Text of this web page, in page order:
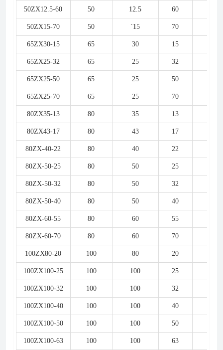
50ZX12.5-60 50 12.5 60
50ZX15-70 50 `15 70
65ZX30-15 65 30 15
65ZX25-32 65 25 32
65ZX25-50 65 25 50
65ZX25-70 65 25 70
80ZX35-13 80 35 13
80ZX43-17 80 43 17
80ZX-40-22 80 40 22
80ZX-50-25 80 50 25
80ZX-50-32 80 50 32
80ZX-50-40 80 50 40
80ZX-60-55 80 60 55
80ZX-60-70 80 60 70
100ZX80-20 100 80 20
100ZX100-25 100 100 25
100ZX100-32 100 100 32
100ZX100-40 100 100 40
100ZX100-50 100 100 50
100ZX100-63 100 100 63